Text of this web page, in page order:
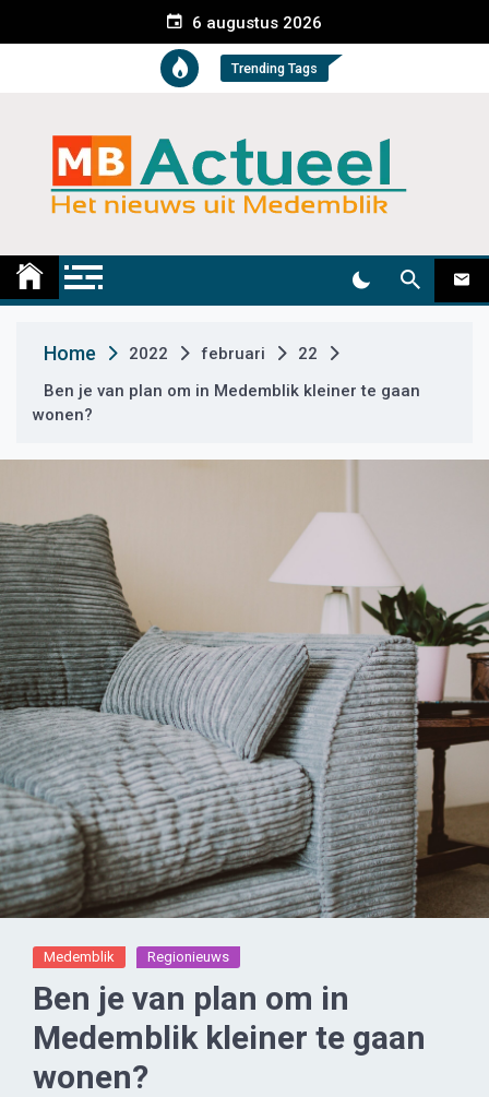
e
t
6 augustus 2026
Trending Tags
Medemblik Actueel
Home 2022 februari
22
Ben je van plan om in Medemblik kleiner te gaan
wonen?
Medemblik Regionieuws
Ben je van plan om in
Medemblik kleiner te gaan
wonen?